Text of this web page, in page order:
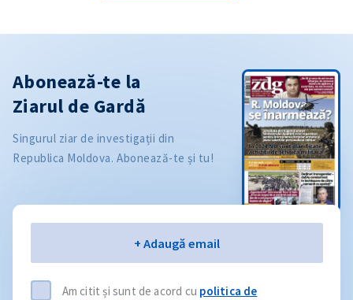
Abonează-te la
Ziarul de Gardă
Singurul ziar de investigații din
Republica Moldova. Abonează-te și tu!
+ Adaugă email
Am citit și sunt de acord cu politica de